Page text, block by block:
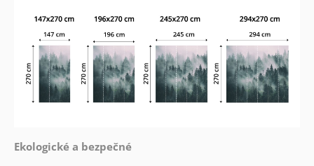
Ekologické a bezpečné